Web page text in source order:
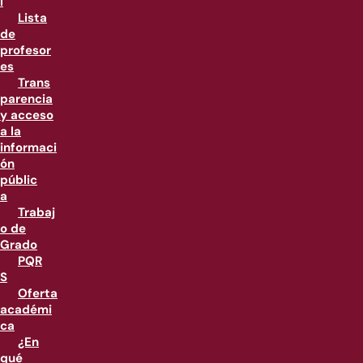
Lista
de
profesor
es
Trans
parencia
y acceso
a la
informaci
ón
públic
a
Trabaj
o de
Grado
PQR
S
Oferta
académi
ca
¿En
qué